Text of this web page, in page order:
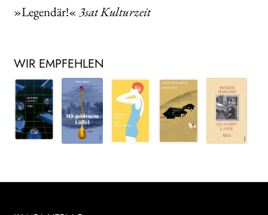
»Legendär!« 3sat Kulturzeit
WIR EMPFEHLEN